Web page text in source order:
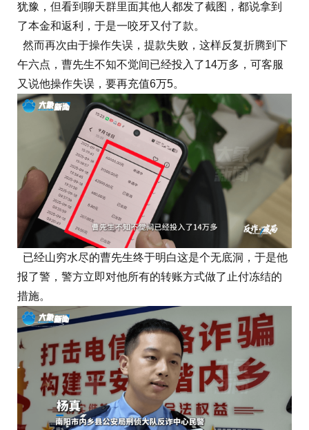
犹豫，但看到聊天群里面其他人都发了截图，都说拿到
了本金和返利，于是一咬牙又付了款。
然而再次由于操作失误，提款失败，这样反复折腾到下
午六点，曹先生不知不觉间已经投入了14万多，可客服
又说他操作失误，要再充值6万5。
已经山穷水尽的曹先生终于明白这是个无底洞，于是他
报了警，警方立即对他所有的转账方式做了止付冻结的
措施。